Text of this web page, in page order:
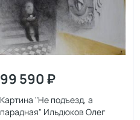
99 590 ₽
Картина "Не подъезд, а
парадная" Ильдюков Олег